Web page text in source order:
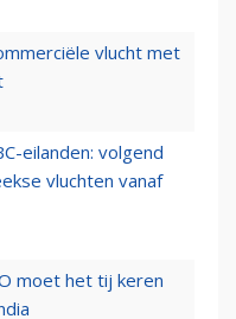
vlucht met
eilanden: volgend
vluchten vanaf
moet het tij keren